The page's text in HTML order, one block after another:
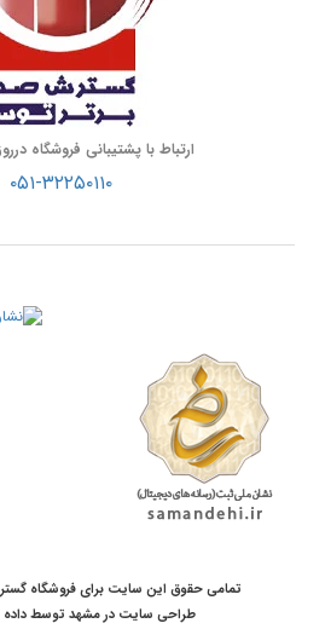
ارتباط با پشتیبانی فروشگاه
۰۵۱-۳۲۲۵۰۱۱۰
تمامی حقوق این سایت برای فروشگاه
طراحی سایت در مشهد توسط